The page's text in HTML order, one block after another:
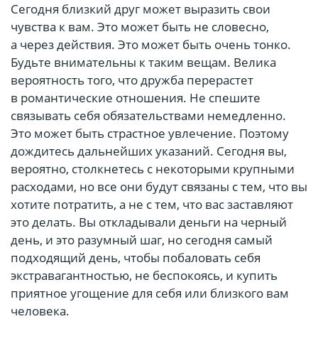
Сегодня близкий друг может выразить свои
чувства к вам. Это может быть не словесно,
а через действия. Это может быть очень тонко.
Будьте внимательны к таким вещам. Велика
вероятность того, что дружба перерастет
в романтические отношения. Не спешите
связывать себя обязательствами немедленно.
Это может быть страстное увлечение. Поэтому
дождитесь дальнейших указаний. Сегодня вы,
вероятно, столкнетесь с некоторыми крупными
расходами, но все они будут связаны с тем, что вы
хотите потратить, а не с тем, что вас заставляют
это делать. Вы откладывали деньги на черный
день, и это разумный шаг, но сегодня самый
подходящий день, чтобы побаловать себя
экстравагантностью, не беспокоясь, и купить
приятное угощение для себя или близкого вам
человека.